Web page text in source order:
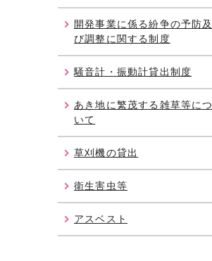
開発事業に係る紛争の予防及
び調整に関する制度
騒音計・振動計貸出制度
あき地に繁茂する雑草等につ
いて
草刈機の貸出
衛生害虫等
アスベスト